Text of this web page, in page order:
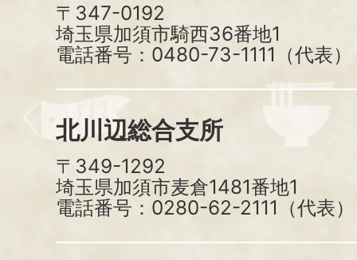
〒347-0192
埼玉県加須市騎西36番地1
電話番号：0480-73-1111（代表）
北川辺総合支所
〒349-1292
埼玉県加須市麦倉1481番地1
電話番号：0280-62-2111（代表）